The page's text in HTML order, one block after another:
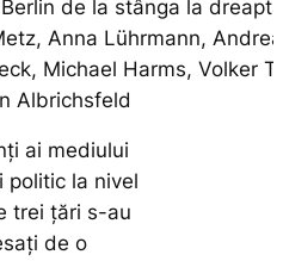
de la stânga la
Anna Lührmann,
Michael Harms, Volker
Albrichsfeld
ai mediului
politic la nivel
trei țări s-au
de o